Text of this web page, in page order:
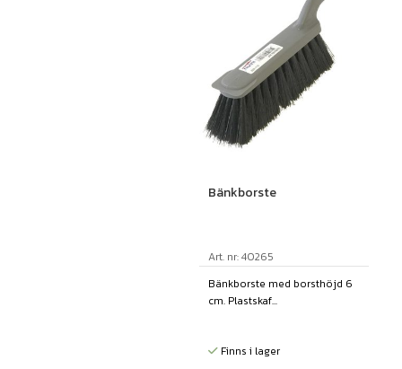
Bänkborste
Art. nr: 40265
Bänkborste med borsthöjd 6
cm. Plastskaf...
Finns i lager